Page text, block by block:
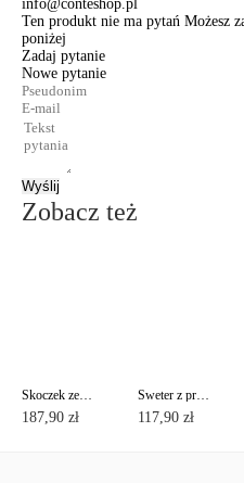
info@conteshop.pl
Ten produkt nie ma pytań Możesz
poniżej
Zadaj pytanie
Nowe pytanie
Wyślij
Zobacz też
Skoczek ze stójką LD 669
187,90 zł
Sweter z przedłużonym tyłem LD 674
117,90 zł